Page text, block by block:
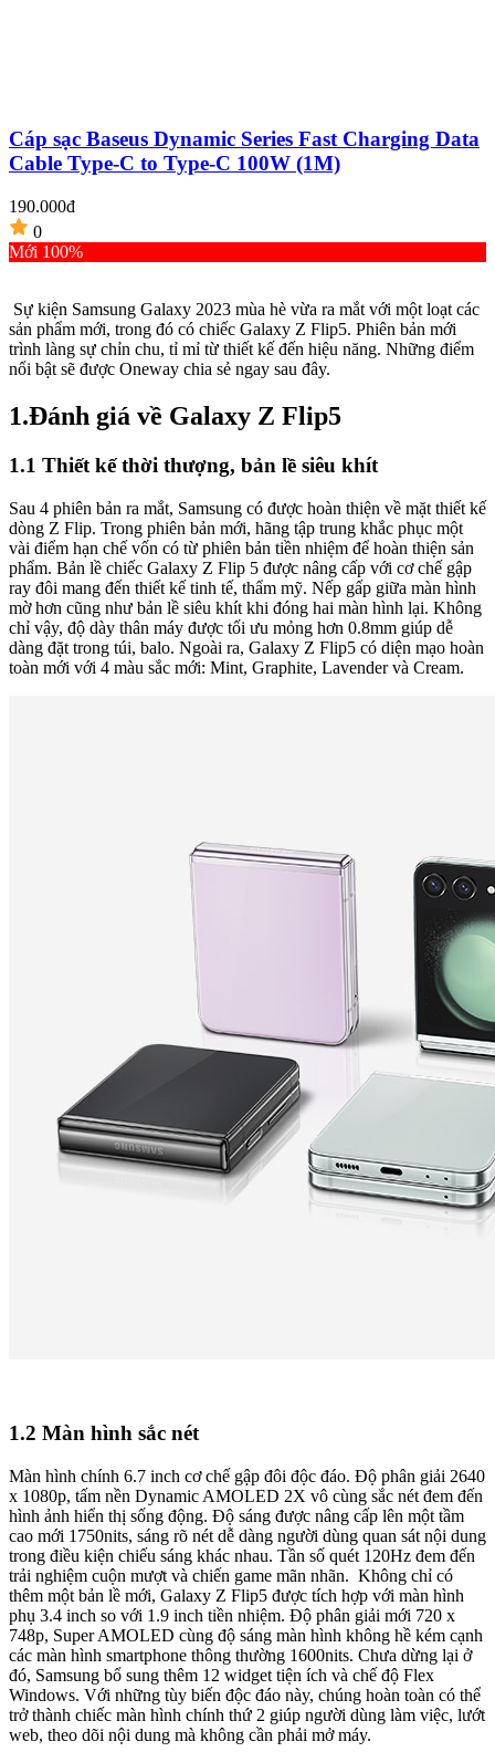
Cáp sạc Baseus Dynamic Series Fast Charging Data
Cable Type-C to Type-C 100W (1M)
190.000đ
0
Mới 100%
Sự kiện Samsung Galaxy 2023 mùa hè vừa ra mắt với một loạt các
sản phẩm mới, trong đó có chiếc Galaxy Z Flip5. Phiên bản mới
trình làng sự chỉn chu, tỉ mỉ từ thiết kế đến hiệu năng. Những điểm
nổi bật sẽ được Oneway chia sẻ ngay sau đây.
1.Đánh giá về Galaxy Z Flip5
1.1 Thiết kế thời thượng, bản lề siêu khít
Sau 4 phiên bản ra mắt, Samsung có được hoàn thiện về mặt thiết kế
dòng Z Flip. Trong phiên bản mới, hãng tập trung khắc phục một
vài điểm hạn chế vốn có từ phiên bản tiền nhiệm để hoàn thiện sản
phẩm. Bản lề chiếc Galaxy Z Flip 5 được nâng cấp với cơ chế gập
ray đôi mang đến thiết kế tinh tế, thẩm mỹ. Nếp gấp giữa màn hình
mờ hơn cũng như bản lề siêu khít khi đóng hai màn hình lại. Không
chỉ vậy, độ dày thân máy được tối ưu mỏng hơn 0.8mm giúp dễ
dàng đặt trong túi, balo. Ngoài ra, Galaxy Z Flip5 có diện mạo hoàn
toàn mới với 4 màu sắc mới: Mint, Graphite, Lavender và Cream.
1.2 Màn hình sắc nét
Màn hình chính 6.7 inch cơ chế gập đôi độc đáo. Độ phân giải 2640
x 1080p, tấm nền Dynamic AMOLED 2X vô cùng sắc nét đem đến
hình ảnh hiển thị sống động. Độ sáng được nâng cấp lên một tầm
cao mới 1750nits, sáng rõ nét dễ dàng người dùng quan sát nội dung
trong điều kiện chiếu sáng khác nhau. Tần số quét 120Hz đem đến
trải nghiệm cuộn mượt và chiến game mãn nhãn. Không chỉ có
thêm một bản lề mới, Galaxy Z Flip5 được tích hợp với màn hình
phụ 3.4 inch so với 1.9 inch tiền nhiệm. Độ phân giải mới 720 x
748p, Super AMOLED cùng độ sáng màn hình không hề kém cạnh
các màn hình smartphone thông thường 1600nits. Chưa dừng lại ở
đó, Samsung bổ sung thêm 12 widget tiện ích và chế độ Flex
Windows. Với những tùy biến độc đáo này, chúng hoàn toàn có thể
trở thành chiếc màn hình chính thứ 2 giúp người dùng làm việc, lướt
web, theo dõi nội dung mà không cần phải mở máy.